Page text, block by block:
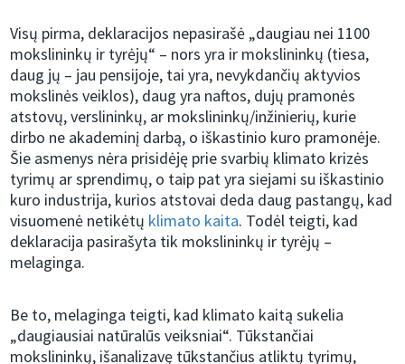
Visų pirma, deklaracijos nepasirašė „daugiau nei 1100
mokslininkų ir tyrėjų“ – nors yra ir mokslininkų (tiesa,
daug jų – jau pensijoje, tai yra, nevykdančių aktyvios
mokslinės veiklos), daug yra naftos, dujų pramonės
atstovų, verslininkų, ar mokslininkų/inžinierių, kurie
dirbo ne akademinį darbą, o iškastinio kuro pramonėje.
Šie asmenys nėra prisidėję prie svarbių klimato krizės
tyrimų ar sprendimų, o taip pat yra siejami su iškastinio
kuro industrija, kurios atstovai deda daug pastangų, kad
visuomenė netikėtų klimato kaita. Todėl teigti, kad
deklaracija pasirašyta tik mokslininkų ir tyrėjų –
melaginga.
Be to, melaginga teigti, kad klimato kaitą sukelia
„daugiausiai natūralūs veiksniai“. Tūkstančiai
mokslininkų, išanalizavę tūkstančius atliktų tyrimų,